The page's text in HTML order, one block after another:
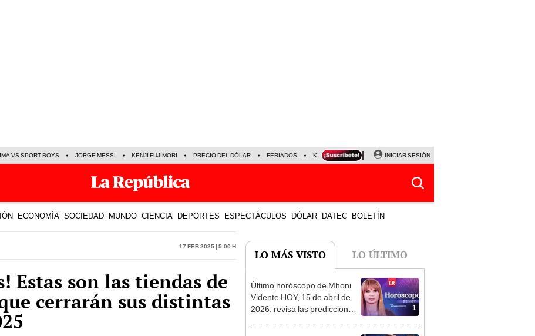
VS SPORT BOYS JORGE MESSI KENJI FUJIMORI PRECIO DEL DÓLAR FERIADOS KEIKO FUJIMORI NALDY SALDAÑA
INICIAR SESIÓN
ECONOMÍA SOCIEDAD MUNDO CIENCIA DEPORTES ESPECTÁCULOS DÓLAR DATEC BOLETÍN
17 Feb 2025 | 5:00 h
Estas son las tiendas de
cerrarán sus distintas
LO MÁS VISTO LO ÚLTIMO
1
Último horóscopo de Mhoni
Vidente HOY, 15 de abril de
2026: revisa las predicciones